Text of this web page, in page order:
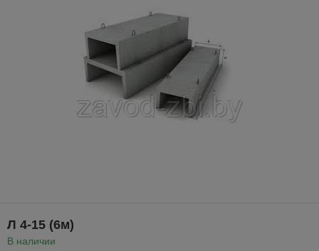
Л 4-15 (6м)
В наличии